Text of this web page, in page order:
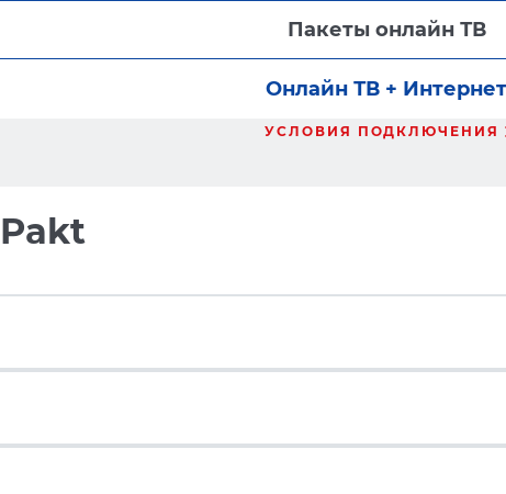
Пакеты онлайн ТВ
Онлайн ТВ + Интернет
УСЛОВИЯ ПОДКЛЮЧЕНИЯ